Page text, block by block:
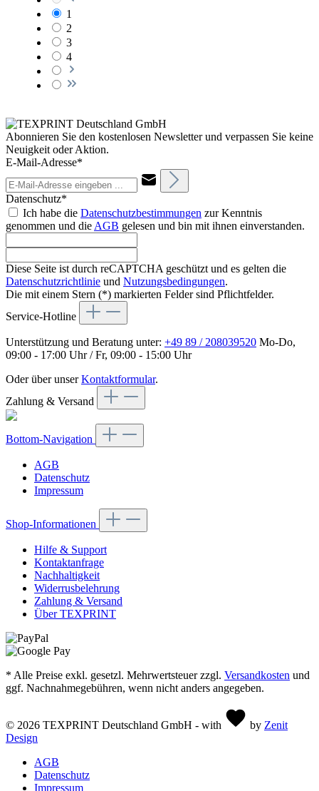
1
2
3
4
Abonnieren Sie den kostenlosen Newsletter und verpassen Sie keine
Neuigkeit oder Aktion.
E-Mail-Adresse*
Datenschutz*
Ich habe die Datenschutzbestimmungen zur Kenntnis
genommen und die AGB gelesen und bin mit ihnen einverstanden.
Diese Seite ist durch reCAPTCHA geschützt und es gelten die
Datenschutzrichtlinie und Nutzungsbedingungen.
Die mit einem Stern (*) markierten Felder sind Pflichtfelder.
Service-Hotline
Unterstützung und Beratung unter: +49 89 / 208039520 Mo-Do,
09:00 - 17:00 Uhr / Fr, 09:00 - 15:00 Uhr
Oder über unserKontaktformular.
Zahlung & Versand
Bottom-Navigation
AGB
Datenschutz
Impressum
Shop-Informationen
Hilfe & Support
Kontaktanfrage
Nachhaltigkeit
Widerrusbelehrung
Zahlung & Versand
Über TEXPRINT
* Alle Preise exkl. gesetzl. Mehrwertsteuer zzgl. Versandkosten und
ggf. Nachnahmegebühren, wenn nicht anders angegeben.
© 2026 TEXPRINT Deutschland GmbH - with by Zenit
Design
AGB
Datenschutz
Impressum